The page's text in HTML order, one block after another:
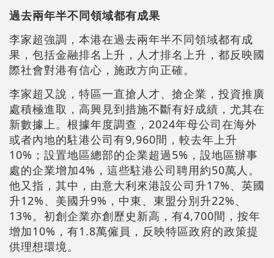
過去兩年半不同領域都有成果
李家超強調，本港在過去兩年半不同領域都有成
果，包括金融排名上升，人才排名上升，都反映國
際社會對港有信心，施政方向正確。
李家超又說，特區一直搶人才、搶企業，投資推廣
處積極進取，高興見到措施不斷有好成績，尤其在
新數據上。根據年度調查，2024年母公司在海外
或者內地的駐港公司有9,960間，較去年上升
10%；設置地區總部的企業超過5%，設地區辦事
處的企業增加4%，這些駐港公司聘用約50萬人。
他又指，其中，由意大利來港設公司升17%、英國
升12%、美國升9%，中東、東盟分別升22%、
13%。初創企業亦創歷史新高，有4,700間，按年
增加10%，有1.8萬僱員，反映特區政府的政策提
供理想環境。